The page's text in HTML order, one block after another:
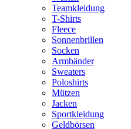
Teamkleidung
T-Shirts
Fleece
Sonnenbrillen
Socken
Armbänder
Sweaters
Poloshirts
Mützen
Jacken
Sportkleidung
Geldbörsen